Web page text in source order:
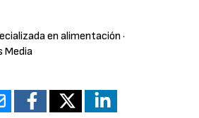
en alimentación ·
Media